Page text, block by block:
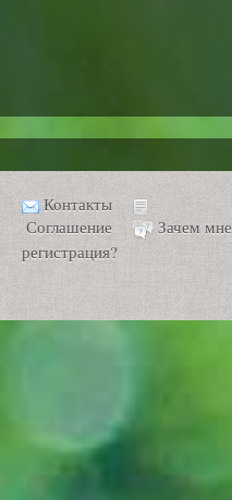
Контакты
Соглашение
Зачем мне
регистрация?